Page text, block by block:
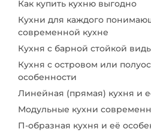
Как купить кухню выгодно
Кухни для каждого
современной кухне
Кухня с барной стойкой
Кухня с островом или
особенности
Линейная (прямая) кухня и
Модульные кухни
П-образная кухня и её